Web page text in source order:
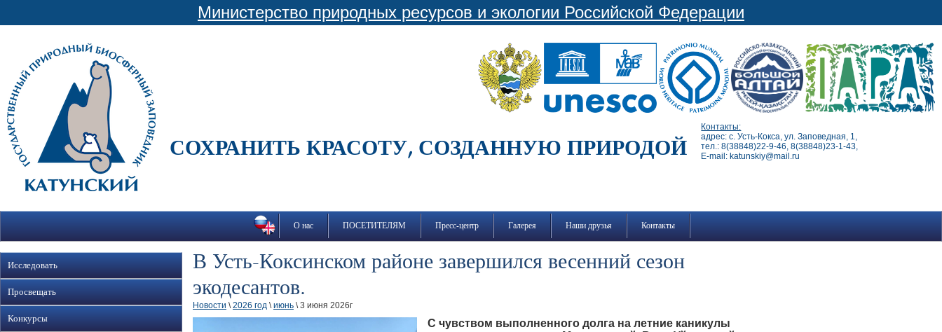
Министерство природных ресурсов и экологии Российской Федерации
СОХРАНИТЬ КРАСОТУ, СОЗДАННУЮ ПРИРОДОЙ
Контакты:
адрес: с. Усть-Кокса, ул. Заповедная, 1,
тел.: 8(38848)22-9-46, 8(38848)23-1-43,
E-mail: katunskiy@mail.ru
О нас ПОСЕТИТЕЛЯМ Пресс-центр Галерея Наши друзья Контакты
Исследовать
Просвещать
Конкурсы
В Усть-Коксинском районе завершился весенний сезон
экодесантов.
Новости \2026 год \июнь \ 3 июня 2026г
С чувством выполненного долга на летние каникулы